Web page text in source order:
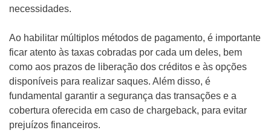
necessidades.
Ao habilitar múltiplos métodos de pagamento, é importante
ficar atento às taxas cobradas por cada um deles, bem
como aos prazos de liberação dos créditos e às opções
disponíveis para realizar saques. Além disso, é
fundamental garantir a segurança das transações e a
cobertura oferecida em caso de chargeback, para evitar
prejuízos financeiros.